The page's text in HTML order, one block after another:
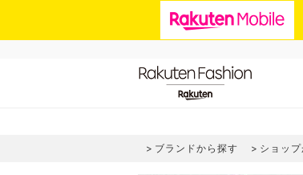
ブランドから探す ショッ